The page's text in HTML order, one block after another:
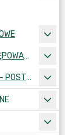
OBWIESZCZENIA I POSTĘPOWANIA ADMINISTRACYJNE
OCHRONA ŚRODOWISKA - POSTĘPOWANIA I INFORMACJE